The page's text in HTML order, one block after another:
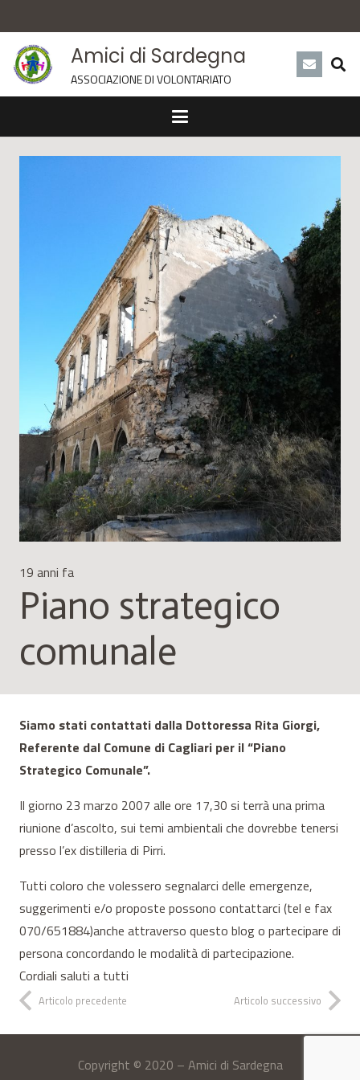
Amici di Sardegna
ASSOCIAZIONE DI VOLONTARIATO
19 anni fa
Piano strategico
comunale
Siamo stati contattati dalla Dottoressa Rita Giorgi,
Referente dal Comune di Cagliari per il “Piano
Strategico Comunale”.
Il giorno 23 marzo 2007 alle ore 17,30 si terrà una prima
riunione d’ascolto, sui temi ambientali che dovrebbe tenersi
presso l’ex distilleria di Pirri.
Tutti coloro che volessero segnalarci delle emergenze,
suggerimenti e/o proposte possono contattarci (tel e fax
070/651884)anche attraverso questo blog o partecipare di
persona concordando le modalità di partecipazione.
Cordiali saluti a tutti
Articolo precedente Articolo successivo
Copyright © 2020 – Amici di Sardegna